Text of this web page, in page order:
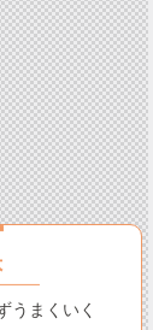
うまくいく